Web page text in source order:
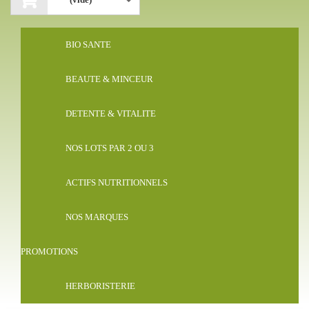
BIO SANTE
BEAUTE & MINCEUR
DETENTE & VITALITE
NOS LOTS PAR 2 OU 3
ACTIFS NUTRITIONNELS
NOS MARQUES
PROMOTIONS
HERBORISTERIE